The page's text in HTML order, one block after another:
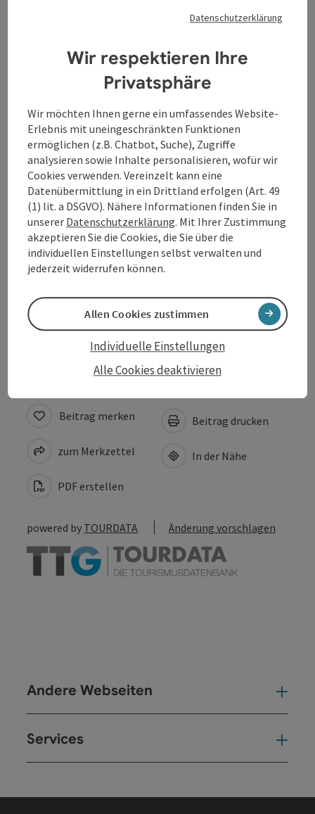
wunderschön gelegen unterhalb der markanten
willkommen, ob mit dem Auto, dem Fahrrad, zu Fuß
oder natürlich mit dem Flugzeug.
Kontakt
Öffnungszeiten
Anreise/Lage
Barrierefreiheit
Beitrag merken
zum Merkzettel
PDF erstellen
Beitrag drucken
In der Nähe
powered by TOURDATA Änderung vorschlagen
Andere Webseiten
Services
Datenschutzerklärung
Wir respektieren Ihre
Privatsphäre
Wir möchten Ihnen gerne ein umfassendes Website-
Erlebnis mit uneingeschränkten Funktionen
ermöglichen (z.B. Chatbot, Suche), Zugriffe
analysieren sowie Inhalte personalisieren, wofür wir
Cookies verwenden. Vereinzelt kann eine
Datenübermittlung in ein Drittland erfolgen (Art. 49
(1) lit. a DSGVO). Nähere Informationen finden Sie in
unserer Datenschutzerklärung. Mit Ihrer Zustimmung
akzeptieren Sie die Cookies, die Sie über die
individuellen Einstellungen selbst verwalten und
jederzeit widerrufen können.
Alle Cookies deaktivieren
Individuelle Einstellungen
Allen Cookies zustimmen